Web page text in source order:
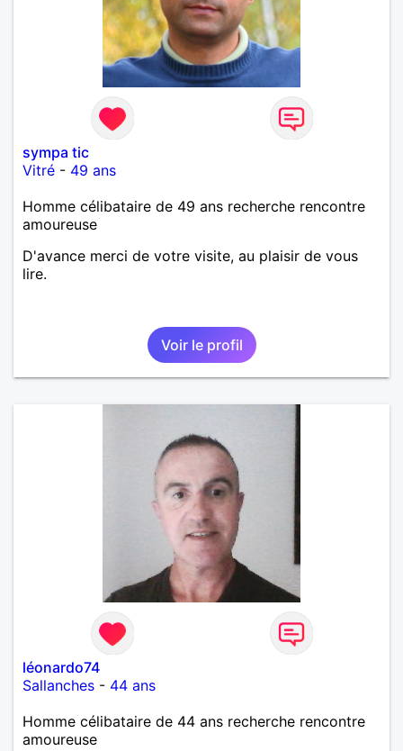
sympa tic
Vitré - 49 ans
Homme célibataire de 49 ans recherche rencontre
amoureuse
D'avance merci de votre visite, au plaisir de vous
lire.
Voir le profil
léonardo74
Sallanches - 44 ans
Homme célibataire de 44 ans recherche rencontre
amoureuse